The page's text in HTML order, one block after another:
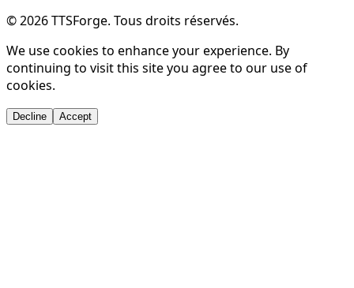
©2026TTSForge. Tous droits réservés.
We use cookies to enhance your experience. By
continuing to visit this site you agree to our use of
cookies.
Decline Accept